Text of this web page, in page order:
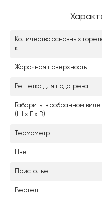
Количество основных
к
Жарочная поверхность
Решетка для подогрева
Габариты в собранном виде
(Ш х Г х В)
Термометр
Цвет
Пристолье
Вертел